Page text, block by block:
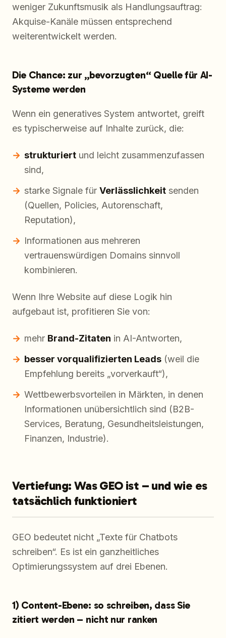
weniger Zukunftsmusik als Handlungsauftrag:
Akquise-Kanäle müssen entsprechend
weiterentwickelt werden.
Die Chance: zur „bevorzugten“ Quelle für AI-
Systeme werden
Wenn ein generatives System antwortet, greift
es typischerweise auf Inhalte zurück, die:
strukturiert und leicht zusammenzufassen
sind,
starke Signale für Verlässlichkeit senden
(Quellen, Policies, Autorenschaft,
Reputation),
Informationen aus mehreren
vertrauenswürdigen Domains sinnvoll
kombinieren.
Wenn Ihre Website auf diese Logik hin
aufgebaut ist, profitieren Sie von:
mehr Brand-Zitaten in AI-Antworten,
besser vorqualifizierten Leads (weil die
Empfehlung bereits „vorverkauft“),
Wettbewerbsvorteilen in Märkten, in denen
Informationen unübersichtlich sind (B2B-
Services, Beratung, Gesundheitsleistungen,
Finanzen, Industrie).
Vertiefung: Was GEO ist – und wie es
tatsächlich funktioniert
GEO bedeutet nicht „Texte für Chatbots
schreiben“. Es ist ein ganzheitliches
Optimierungssystem auf drei Ebenen.
1) Content-Ebene: so schreiben, dass Sie
zitiert werden – nicht nur ranken